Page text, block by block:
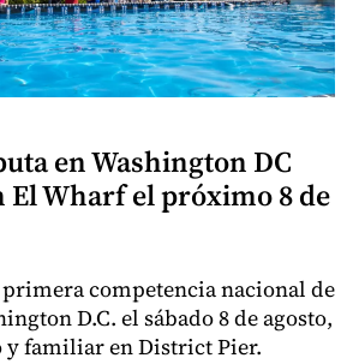
en Washington DC
El Wharf el próximo 8 de
competencia nacional de
D.C. el sábado 8 de agosto,
familiar en District Pier.